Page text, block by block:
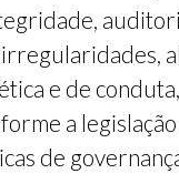
e de
a
de